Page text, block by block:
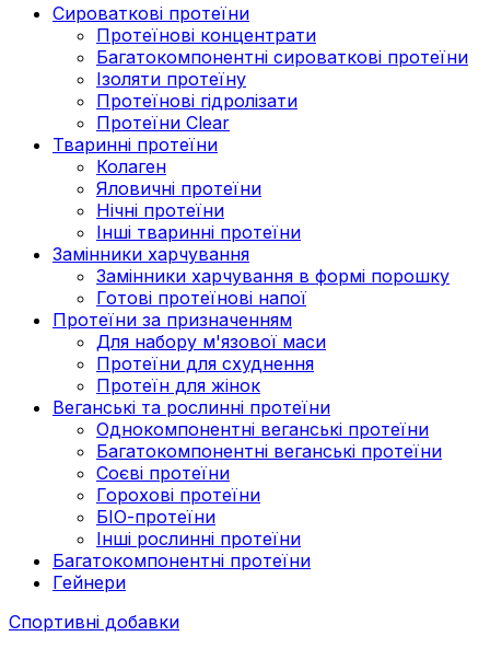
Сироваткові протеїни
Протеїнові концентрати
Багатокомпонентні сироваткові протеїни
Ізоляти протеїну
Протеїнові гідролізати
Протеїни Clear
Тваринні протеїни
Колаген
Яловичні протеїни
Нічні протеїни
Інші тваринні протеїни
Замінники харчування
Замінники харчування в формі порошку
Готові протеїнові напої
Протеїни за призначенням
Для набору м'язової маси
Протеїни для схуднення
Протеїн для жінок
Веганські та рослинні протеїни
Однокомпонентні веганські протеїни
Багатокомпонентні веганські протеїни
Cоєві протеїни
Горохові протеїни
БІО-протеїни
Інші рослинні протеїни
Багатокомпонентні протеїни
Гейнери
Спортивні добавки